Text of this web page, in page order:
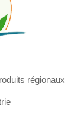
régionaux